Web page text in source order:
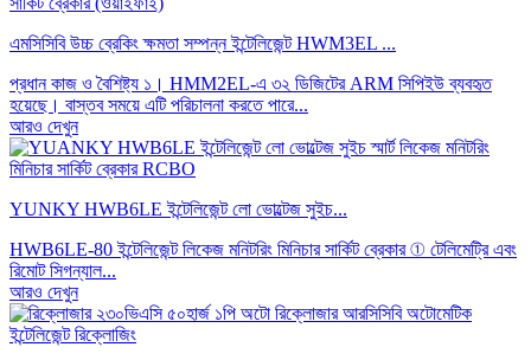
এমসিসিবি উচ্চ ব্রেকিং ক্ষমতা সম্পন্ন ইন্টেলিজেন্ট HWM3EL ...
প্রধান কাজ ও বৈশিষ্ট্য ১। HMM2EL-এ ৩২ ডিজিটের ARM সিপিইউ ব্যবহৃত
হয়েছে। বাস্তব সময়ে এটি পরিচালনা করতে পারে...
আরও দেখুন
YUNKY HWB6LE ইন্টেলিজেন্ট লো ভোল্টেজ সুইচ...
HWB6LE-80 ইন্টেলিজেন্ট লিকেজ মনিটরিং মিনিচার সার্কিট ব্রেকার ① টেলিমেট্রি এবং
রিমোট সিগন্যাল...
আরও দেখুন